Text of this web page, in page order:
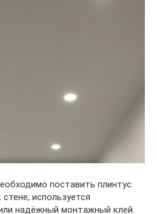
поставить плинтус.
используется
надёжный монтажный клей.